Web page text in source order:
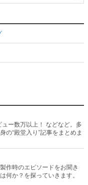
ー数万以上！ などなど。多
の“殿堂入り”記事をまとめま
作時のエピソードをお聞き
何か？を探っていきます。